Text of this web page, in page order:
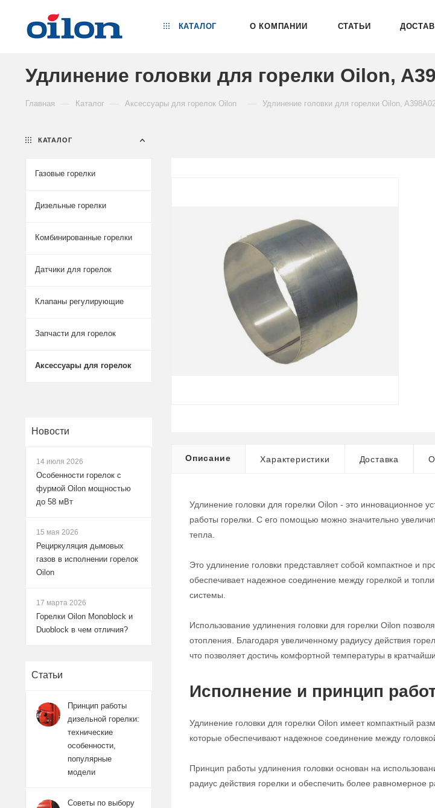
КАТАЛОГ О КОМПАНИИ СТАТЬИ
Удлинение головки для горелки Oilon,
Главная Каталог Аксессуары для горелок Oilon Удлинение головки для горелки Oilon,
Описание Характеристики Доставка
Удлинение головки для горелки Oilon - это инновационное
работы горелки. С его помощью можно значительно
тепла.
Это удлинение головки представляет собой компактное и
обеспечивает надежное соединение между горелкой и
системы.
Использование удлинения головки для горелки Oilon
отопления. Благодаря увеличенному радиусу действия
что позволяет достичь комфортной температуры в
Исполнение и принцип
Удлинение головки для горелки Oilon имеет компактный
которые обеспечивают надежное соединение между
Принцип работы удлинения головки основан на
радиус действия горелки и обеспечить более
КАТАЛОГ
Газовые горелки
Дизельные горелки
Комбинированные горелки
Датчики для горелок
Клапаны регулирующие
Запчасти для горелок
Аксессуары для горелок
Новости
14 июля 2026
Особенности горелок с
фурмой Oilon мощностью
до 58 мВт
15 мая 2026
Рециркуляция дымовых
газов в исполнении горелок
Oilon
17 марта 2026
Горелки Oilon Monoblock и
Duoblock в чем отличия?
Статьи
Принцип работы
дизельной горелки:
технические
особенности,
популярные
модели
Советы по выбору